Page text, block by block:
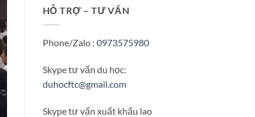
HỖ TRỢ – TƯ VẤN
Phone/Zalo : 0973575980
Skype tư vấn du học:
duhocftc@gmail.com
Skype tư vấn xuất khẩu lao